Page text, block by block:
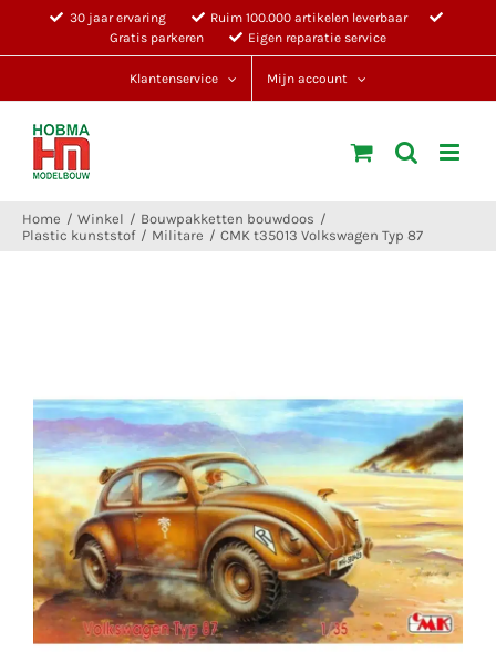
30 jaar ervaring
Ruim 100.000 artikelen leverbaar
Gratis parkeren
Eigen reparatie service
Klantenservice Mijn account
Home Winkel
Bouwpakketten bouwdoos
Plastic kunststof
Militare CMK t35013 Volkswagen Typ 87